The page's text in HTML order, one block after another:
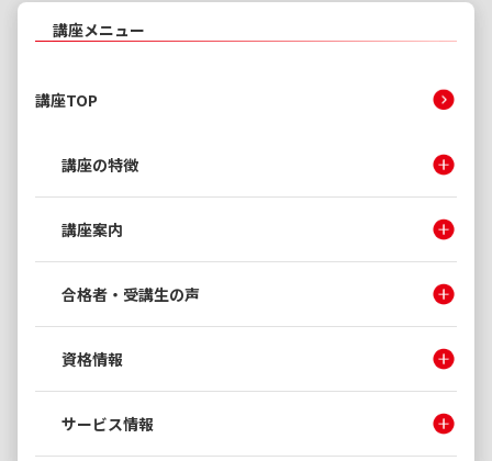
講座メニュー
講座TOP
講座の特徴
講座案内
合格者・受講生の声
資格情報
サービス情報